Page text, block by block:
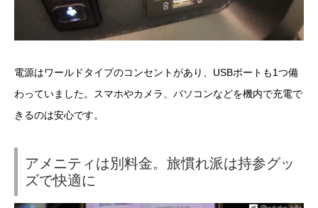
電源はワールドタイプのコンセントがあり、USBポートも1つ備
わっていました。スマホやカメラ、パソコンなどを機内で充電で
きるのは安心です。
アメニティは別料金。旅慣れ派は持参グッ
ズで快適に